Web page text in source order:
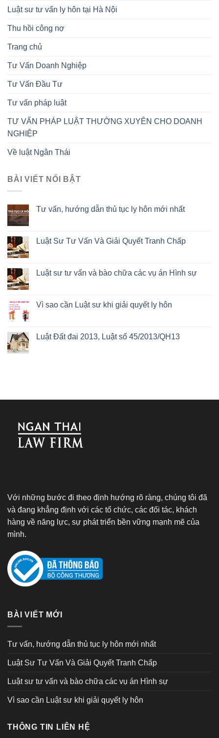
Luật sư tư vấn ly hôn tại Hà Nội
Thu hồi công nợ
Trang chủ
Tư Vấn Doanh Nghiệp
Tư Vấn Đầu Tư
Tư vấn pháp luật
TƯ VẤN PHÁP LUẬT THƯỜNG XUYÊN CHO DOANH
NGHIỆP
Về luật Ngân Thái
BÀI VIẾT NỔI BẬT
Tư vấn, hướng dẫn thủ tục ly hôn mới nhất
Luật Sư Tư Vấn Và Giải Quyết Tranh Chấp
Luật sư tư vấn và bào chữa các vụ án Hình sự
Vì sao cần Luật sư khi giải quyết ly hôn
Luật Đất đai 2013, Luật số 45/2013/QH13
Với những bước đi theo định hướng rõ ràng, chúng tôi đã
và đang khẳng định với các tổ chức, các đối tác, khách
hàng về năng lực, sự phát triển bền vững mạnh mẽ của
mình.
BÀI VIẾT MỚI
Tư vấn, hướng dẫn thủ tục ly hôn mới nhất
Luật Sư Tư Vấn Và Giải Quyết Tranh Chấp
Luật sư tư vấn và bào chữa các vụ án Hình sự
Vì sao cần Luật sư khi giải quyết ly hôn
THÔNG TIN LIÊN HỆ